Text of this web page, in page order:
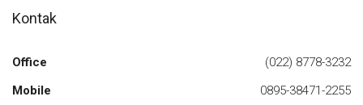
Kontak
Office
(022) 8778-3232
Mobile
0895-38471-2255